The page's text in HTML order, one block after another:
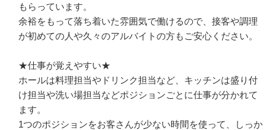
もらっています。
余裕をもって落ち着いた雰囲気で働けるので、接客や調理
が初めての人や久々のアルバイトの方もご安心ください。
★仕事が覚えやすい★
ホールは料理担当やドリンク担当など、キッチンは盛り付
け担当や洗い場担当などポジションごとに仕事が分かれて
ます。
1つのポジションをお客さんが少ない時間を使って、しっか